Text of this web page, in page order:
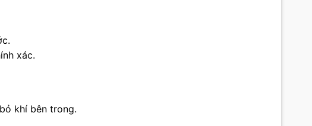
xác.
khí bên trong.